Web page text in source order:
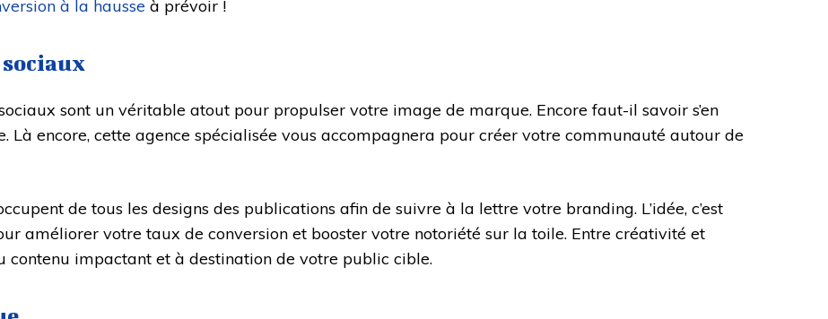
à la hausse à prévoir !
sont un véritable atout pour propulser votre image de marque. Encore faut-il savoir s’en
encore, cette agence spécialisée vous accompagnera pour créer votre communauté autour de
de tous les designs des publications afin de suivre à la lettre votre branding. L’idée, c’est
améliorer votre taux de conversion et booster votre notoriété sur la toile. Entre créativité et
contenu impactant et à destination de votre public cible.